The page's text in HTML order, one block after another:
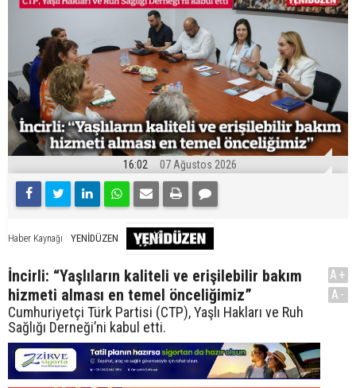
16:02 07 Ağustos 2026
Haber Kaynağı YENİDÜZEN
İncirli: “Yaşlıların kaliteli ve erişilebilir bakım
hizmeti alması en temel önceliğimiz”
Cumhuriyetçi Türk Partisi (CTP), Yaşlı Hakları ve Ruh
Sağlığı Derneği’ni kabul etti.
A+
A-